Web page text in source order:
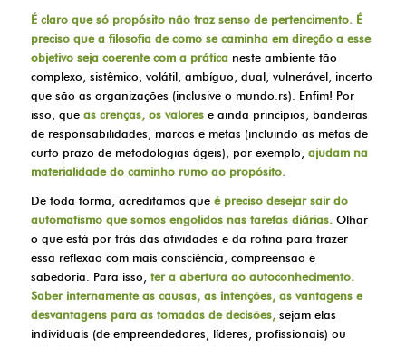
É claro que só propósito não traz senso de pertencimento. É
preciso que a filosofia de como se caminha em direção a esse
objetivo seja coerente com a práticaneste ambiente tão
complexo, sistêmico, volátil, ambíguo, dual, vulnerável, incerto
que são as organizações (inclusive o mundo.rs). Enfim! Por
isso, que as crenças, os valores e ainda princípios, bandeiras
de responsabilidades, marcos e metas (incluindo as metas de
curto prazo de metodologias ágeis), por exemplo, ajudam na
materialidade do caminho rumo ao propósito.
De toda forma, acreditamos que é preciso desejar sair do
automatismo que somos engolidos nas tarefas diárias.Olhar
o que está por trás das atividades e da rotina para trazer
essa reflexão com mais consciência, compreensão e
sabedoria. Para isso, ter a abertura ao autoconhecimento.
Saber internamente as causas, as intenções, as vantagens e
desvantagens para as tomadas de decisões,sejam elas
individuais (de empreendedores, líderes, profissionais) ou